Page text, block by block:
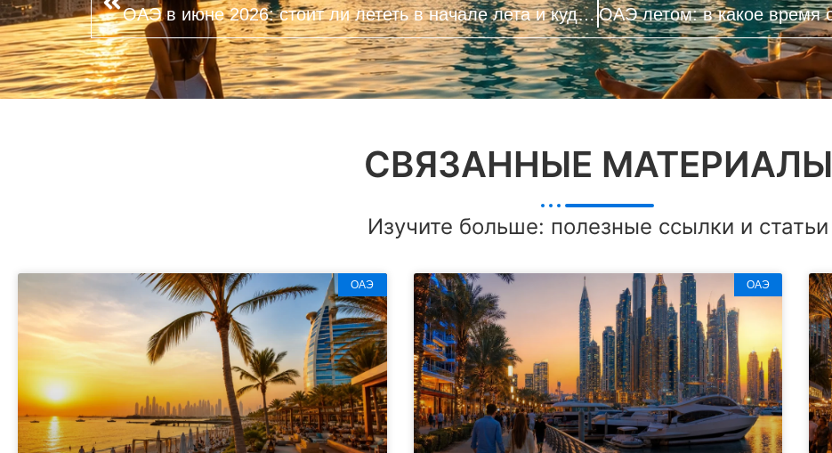
ОАЭ в июне 2026: стоит ли лететь в начале лета и куда именно
СВЯЗАННЫЕ МАТЕРИАЛЫ
Изучите больше: полезные ссылки и статьи
ОАЭ ОАЭ